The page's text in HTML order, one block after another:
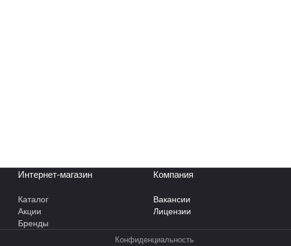
Интернет-магазин
Каталог
Акции
Бренды
Компания
Вакансии
Лицензии
Конфиденциальность